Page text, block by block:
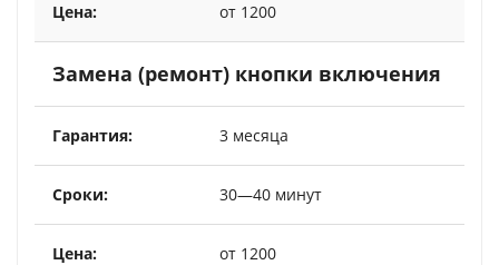
от 1200
Замена (ремонт) кнопки включения
3 месяца
30—40 минут
от 1200